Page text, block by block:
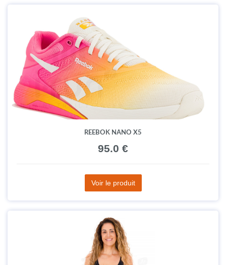
REEBOK NANO X5
95.0 €
Voir le produit